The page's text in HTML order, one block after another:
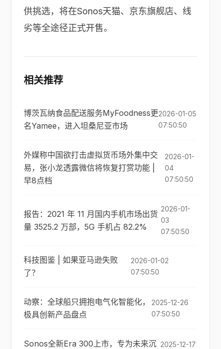
供挑选，将在Sonos天猫、京东旗舰店、线
劣等全途径正式开售。
相关推荐
博茨瓦纳食品配送服务MyFoodness更
名Yamee，进入坦桑尼亚市场
2026-01-05
07:50:50
外媒称中国欲打击虚拟货币场外集中交
易，张小龙透露微信将恢复打赏功能 |
早8点档
2026-01-
04
07:50:50
报告：2021 年 11 月国内手机市场出货
量 3525.2 万部，5G 手机占 82.2%
2026-01-
03
07:50:50
科技图鉴 | 如果亚马逊失败
了？
2026-01-02
07:50:50
动察：全球船只拥抱电气化智能化，
极具创新产品盘点
2025-12-26
07:50:50
Sonos全新Era 300上市，专为未来沉 2025-12-17